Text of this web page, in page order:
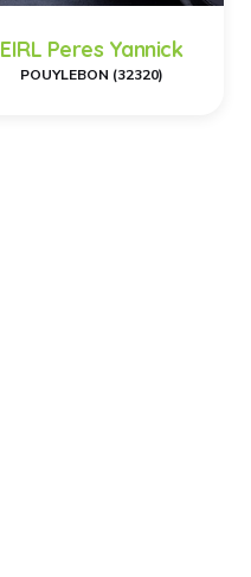
EIRL Peres Yannick
POUYLEBON (32320)